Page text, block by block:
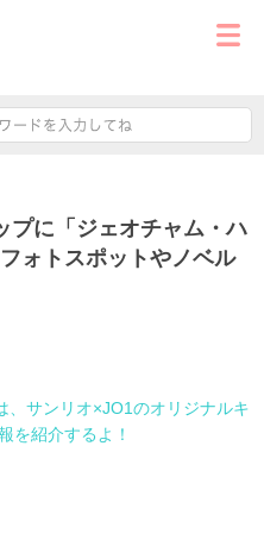
プに「ジェオチャム・ハ
ォトスポットやノベル
、サンリオ×JO1のオリジナルキ
を紹介するよ！